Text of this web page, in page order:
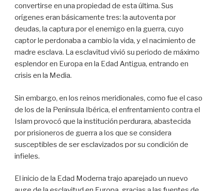
convertirse en una propiedad de esta última. Sus
orígenes eran básicamente tres: la autoventa por
deudas, la captura por el enemigo en la guerra, cuyo
captor le perdonaba a cambio la vida, y el nacimiento de
madre esclava. La esclavitud vivió su periodo de máximo
esplendor en Europa en la Edad Antigua, entrando en
crisis en la Media.
Sin embargo, en los reinos meridionales, como fue el caso
de los de la Península Ibérica, el enfrentamiento contra el
Islam provocó que la institución perdurara, abastecida
por prisioneros de guerra a los que se considera
susceptibles de ser esclavizados por su condición de
infieles.
El inicio de la Edad Moderna trajo aparejado un nuevo